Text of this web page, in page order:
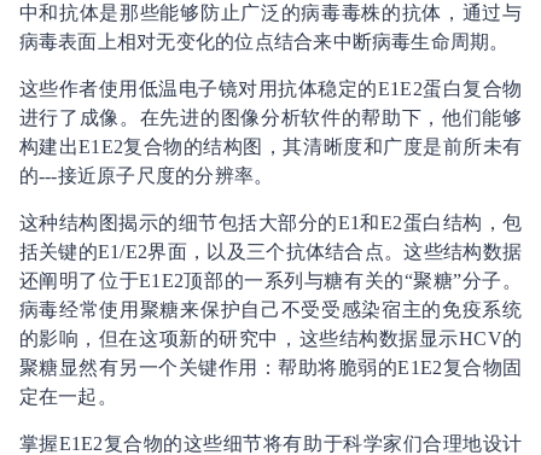
中和抗体是那些能够防止广泛的病毒毒株的抗体，通过与
病毒表面上相对无变化的位点结合来中断病毒生命周期。
这些作者使用低温电子镜对用抗体稳定的E1E2蛋白复合物
进行了成像。在先进的图像分析软件的帮助下，他们能够
构建出E1E2复合物的结构图，其清晰度和广度是前所未有
的---接近原子尺度的分辨率。
这种结构图揭示的细节包括大部分的E1和E2蛋白结构，包
括关键的E1/E2界面，以及三个抗体结合点。这些结构数据
还阐明了位于E1E2顶部的一系列与糖有关的“聚糖”分子。
病毒经常使用聚糖来保护自己不受受感染宿主的免疫系统
的影响，但在这项新的研究中，这些结构数据显示HCV的
聚糖显然有另一个关键作用：帮助将脆弱的E1E2复合物固
定在一起。
掌握E1E2复合物的这些细节将有助于科学家们合理地设计